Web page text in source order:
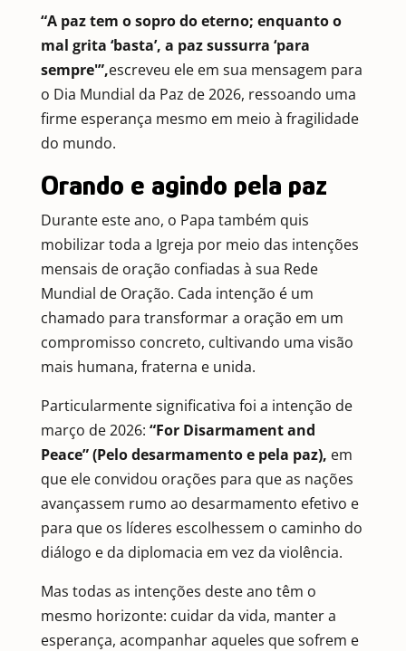
“A paz tem o sopro do eterno; enquanto o
mal grita ‘basta’, a paz sussurra ‘para
sempre'”,escreveu ele em sua mensagem para
o Dia Mundial da Paz de 2026, ressoando uma
firme esperança mesmo em meio à fragilidade
do mundo.
Orando e agindo pela paz
Durante este ano, o Papa também quis
mobilizar toda a Igreja por meio das intenções
mensais de oração confiadas à sua Rede
Mundial de Oração. Cada intenção é um
chamado para transformar a oração em um
compromisso concreto, cultivando uma visão
mais humana, fraterna e unida.
Particularmente significativa foi a intenção de
março de 2026: “For Disarmament and
Peace” (Pelo desarmamento e pela paz), em
que ele convidou orações para que as nações
avançassem rumo ao desarmamento efetivo e
para que os líderes escolhessem o caminho do
diálogo e da diplomacia em vez da violência.
Mas todas as intenções deste ano têm o
mesmo horizonte: cuidar da vida, manter a
esperança, acompanhar aqueles que sofrem e